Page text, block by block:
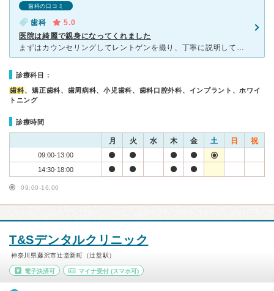
歯科の口コミ
歯科
5.0
医院は綺麗で親身になってくれました
まずはカウンセリングしてレントゲンを撮り、丁寧に説明してもらいました。初めてスキャナーをやりました。あの苦しい型取りはしなくていいみたいです。その後クリーニングして、適切な指導、歯もとても綺麗になり感
診療科目：
歯科、矯正歯科、歯周病科、小児歯科、歯科口腔外科、インプラント、ホワイ
トニング
診療時間
月 火 水 木 金 土 日 祝
09:00-13:00
14:30-18:00
09:00-16:00
T&Sデンタルクリニック
神奈川県藤沢市辻堂新町（辻堂駅）
電子決済可 マイナ受付(スマホ可)